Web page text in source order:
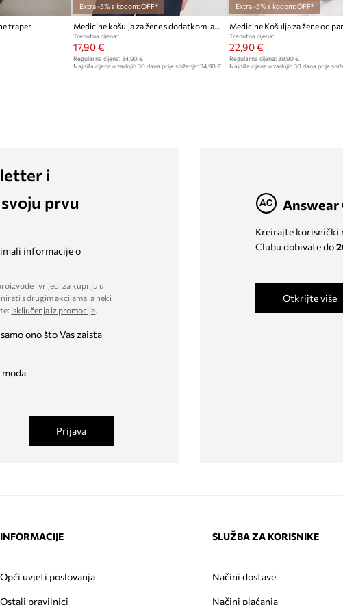
traper
Extra -5% s kodom: OFF*
Trenutna cijena:
17,90 €
Regularna cijena: 34,90 €
Najniža cijena u zadnjih 30 dana prije sniženja: 34,90 €
Extra -5% s kodom: OFF*
Medicine Košulja za žene od
Trenutna cijena:
22,90 €
Regularna cijena: 39,90 €
Najniža cijena u zadnjih 30 dana prije
i
prvu
informacije o
i vrijedi za kupnju u
s drugim akcijama, a neki
isključenja iz promocije.
ono što Vas zaista
moda
Prijava
Answear
Kreirajte korisnički
Clubu dobivate do
Otkrijte više
INFORMACIJE
Opći uvjeti poslovanja
Ostali pravilnici
SLUŽBA ZA KORISNIKE
Načini dostave
Načini plaćanja